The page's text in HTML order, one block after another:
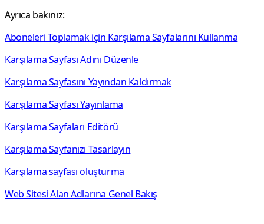
Ayrıca bakınız:
Aboneleri Toplamak için Karşılama Sayfalarını Kullanma
Karşılama Sayfası Adını Düzenle
Karşılama Sayfasını Yayından Kaldırmak
Karşılama Sayfası Yayınlama
Karşılama Sayfaları Editörü
Karşılama Sayfanızı Tasarlayın
Karşılama sayfası oluşturma
Web Sitesi Alan Adlarına Genel Bakış